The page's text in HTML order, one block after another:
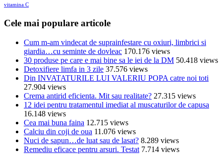
vitamina C
Cele mai populare articole
Cum m-am vindecat de suprainfestare cu oxiuri, limbrici si
giardia…cu seminte de dovleac 170.176 views
30 produse pe care e mai bine sa le iei de la DM 50.418 views
Detoxifiere limfa in 3 zile 37.576 views
Din INVATATURILE LUI VALERIU POPA catre noi toti
27.904 views
Crema antirid eficienta. Mit sau realitate? 27.315 views
12 idei pentru tratamentul imediat al muscaturilor de capusa
16.148 views
Cea mai buna faina 12.715 views
Calciu din coji de oua 11.076 views
Nuci de sapun…de luat sau de lasat? 8.289 views
Remediu eficace pentru arsuri. Testat 7.714 views